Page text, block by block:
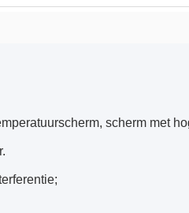
scherm met